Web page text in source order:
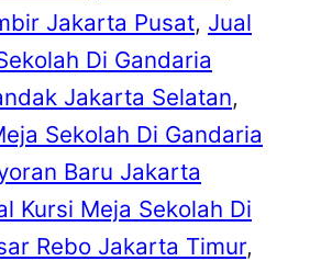
Jakarta Pusat, Jual
Di Gandaria
Jakarta Selatan
Sekolah Di Gandaria
Baru Jakarta
Kursi Meja Sekolah Di
Rebo Jakarta Timur